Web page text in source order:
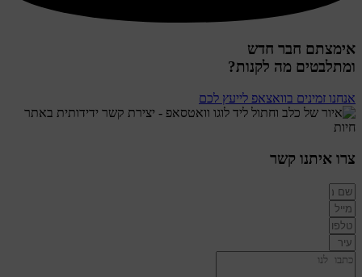
אימצתם חבר חדש
ומתלבטים מה לקנות?
אנחנו זמינים בוואצאפ לייעץ לכם
צרו איתנו קשר